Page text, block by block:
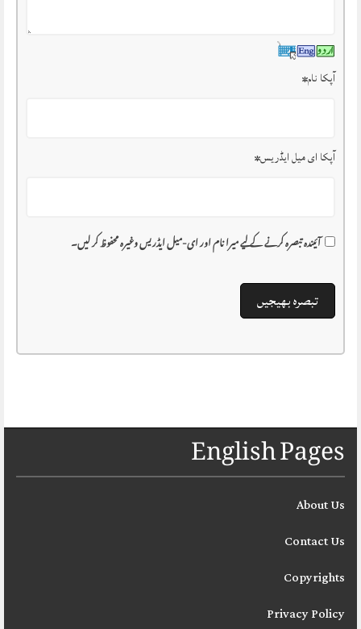
آپکا نام*
آپکا ای میل ایڈریس*
آئیندہ تبصرہ کرنے کے لیے میرا نام اور ای-میل ایڈریس وغیرہ محفوظ کر لیں۔
English Pages
About Us
Contact Us
Copyrights
Privacy Policy